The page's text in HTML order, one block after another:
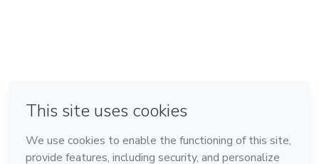
Feito com ❤ na Cidade do México